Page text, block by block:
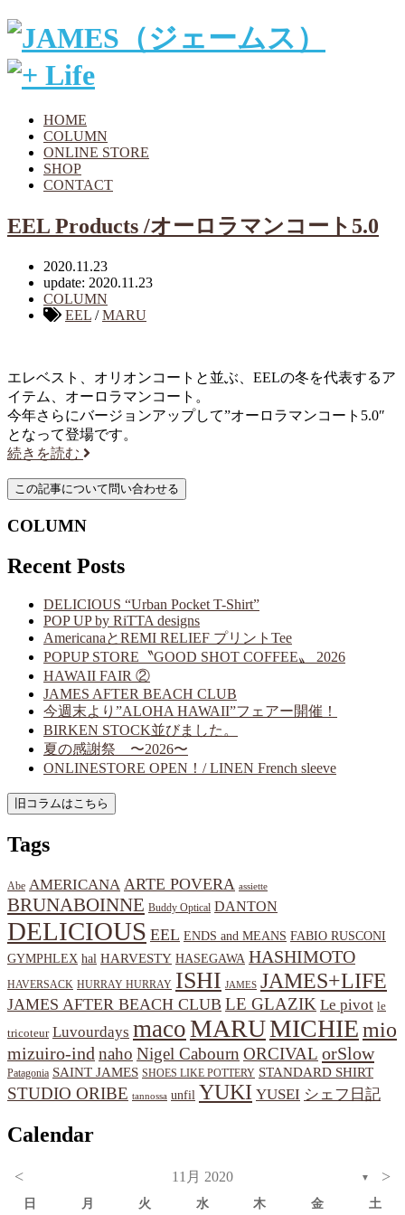
HOME
COLUMN
ONLINE STORE
SHOP
CONTACT
EEL Products /オーロラマンコート5.0
2020.11.23
update: 2020.11.23
COLUMN
EEL /MARU
エレベスト、オリオンコートと並ぶ、EELの冬を代表するア
イテム、オーロラマンコート。
今年さらにバージョンアップして”オーロラマンコート5.0″
となって登場です。
続きを読む
COLUMN
Recent Posts
DELICIOUS “Urban Pocket T-Shirt”
POP UP by RiTTA designs
AmericanaとREMI RELIEF プリントTee
POPUP STORE〝GOOD SHOT COFFEE〟 2026
HAWAII FAIR ②
JAMES AFTER BEACH CLUB
今週末より”ALOHA HAWAII”フェアー開催！
BIRKEN STOCK並びました。
夏の感謝祭 〜2026〜
ONLINESTORE OPEN！/ LINEN French sleeve
Tags
Abe AMERICANA ARTE POVERA assiette
BRUNABOINNE Buddy Optical DANTON
DELICIOUS EEL ENDS and MEANS FABIO RUSCONI
GYMPHLEX hal HARVESTY HASEGAWA HASHIMOTO
HAVERSACK HURRAY HURRAY ISHI JAMES JAMES+LIFE
JAMES AFTER BEACH CLUB LE GLAZIK Le pivot le
tricoteur Luvourdays macoMARUMICHIEmio
mizuiro-ind naho Nigel Cabourn ORCIVAL orSlow
Patagonia SAINT JAMES SHOES LIKE POTTERY STANDARD SHIRT
STUDIO ORIBE tannossa unfil YUKI YUSEI シェフ日記
Calendar
< 11月 2020 ▼ >
日 月 火 水 木 金 土